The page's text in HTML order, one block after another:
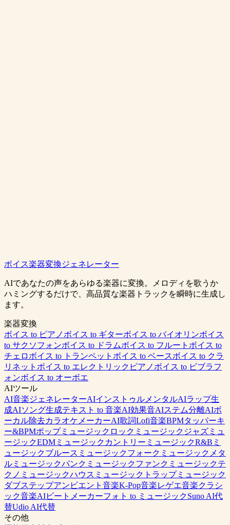
無料でインストゥルメンタルを生成
ボイス楽器変換ジェネレーター
AIであなたの声をあらゆる楽器に変換。メロディを歌うか
ハミングするだけで、高品質な楽器トラックを瞬時に生成し
ます。
楽器変換
ボイス to ピアノ ボイス to ギターボイス to バイオリンボイス
to サクソフォンボイス to ドラムボイス to フルート ボイス to
チェロ ボイス to トランペット ボイス to ベースボイス to クラ
リネット ボイス to エレクトリックピアノ ボイス to ビブラフ
ォンボイス to オーボエ
AIツール
AI音楽ジェネレーターAIインストゥルメンタルAIラップ生
成AIソング生成テキスト to 音楽AI効果音AIステム分離AIボ
ーカル除去カラオケメーカーAI歌詞Lofi音楽BPMタッパーキ
ー&BPMポップミュージック ロックミュージック ジャズミュ
ージックEDMミュージック カントリーミュージックR&Bミ
ュージックブルースミュージックフォークミュージック メタ
ルミュージックパンクミュージックファンクミュージックテ
クノミュージックハウスミュージック トラップミュージック
ダブステップアンビエント音楽K-Pop音楽レゲエ音楽クラシ
ック音楽AIビートメーカーフォト to ミュージックSuno AI代
替Udio AI代替
その他